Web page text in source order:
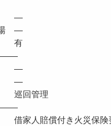
―
場 ―
有
―
―
巡回管理
人賠償付き火災保険